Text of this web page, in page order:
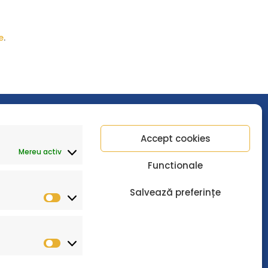
Mereu activ
Statistici
Marketing
Accept cookies
Functionale
Salvează preferințe
.